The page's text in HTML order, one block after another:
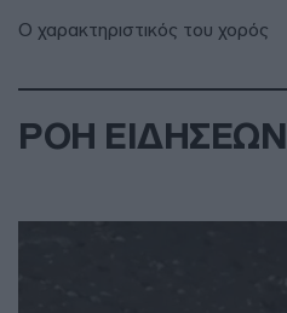
Ο χαρακτηριστικός του χορός
ΡΟΗ ΕΙΔΗΣΕΩΝ